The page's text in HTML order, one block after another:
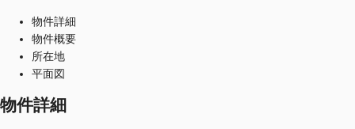
物件詳細
物件概要
所在地
平面図
物件詳細